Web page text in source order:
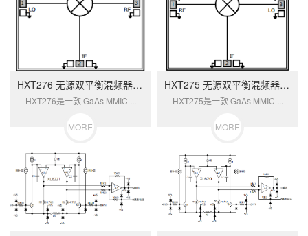
HXT276 无源双平衡混频器芯片
HXT276是一款 GaAs MMIC ...
MORE
HXT275 无源双平衡混频器芯片
HXT275是一款 GaAs MMIC ...
MORE